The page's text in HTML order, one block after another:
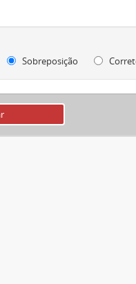
Sobreposição